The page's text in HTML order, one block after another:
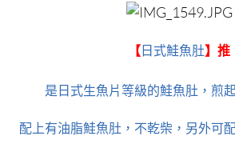
【 日式鮭魚肚】推
是日式生魚片等級的鮭魚肚，煎
配上有油脂鮭魚肚，不乾柴，另外可